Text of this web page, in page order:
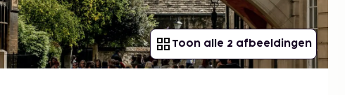
Toon alle 2 afbeeldingen